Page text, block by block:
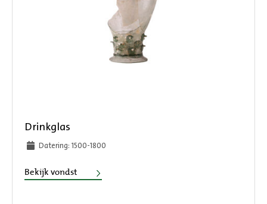
Drinkglas
Datering: 1500-1800
Bekijk vondst Drinkglas